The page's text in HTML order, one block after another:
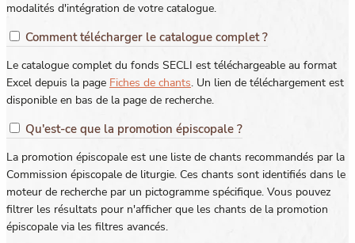
modalités d'intégration de votre catalogue.
Comment télécharger le catalogue complet ?
Le catalogue complet du fonds SECLI est téléchargeable au format
Excel depuis la page Fiches de chants. Un lien de téléchargement est
disponible en bas de la page de recherche.
Qu'est-ce que la promotion épiscopale ?
La promotion épiscopale est une liste de chants recommandés par la
Commission épiscopale de liturgie. Ces chants sont identifiés dans le
moteur de recherche par un pictogramme spécifique. Vous pouvez
filtrer les résultats pour n'afficher que les chants de la promotion
épiscopale via les filtres avancés.